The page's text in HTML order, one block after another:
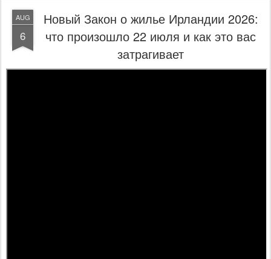
AUG
6
Новый Закон о жилье Ирландии 2026:
что произошло 22 июля и как это вас
затрагивает